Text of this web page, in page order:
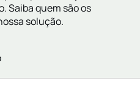
Saiba quem são os
solução.